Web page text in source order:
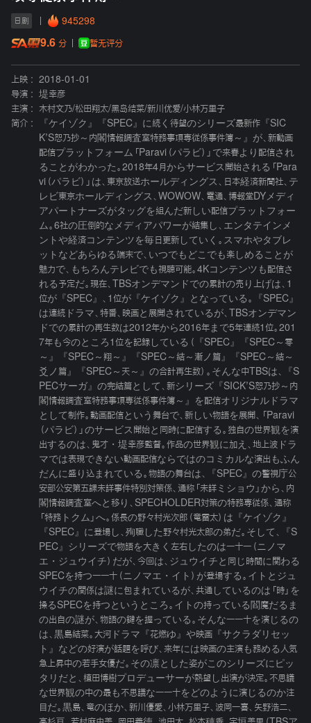
日剧 945298
9.6 分 暂无评分
上映 :
2018-01-01
导演 :
堤幸彦
主演 :
木村文乃/松田翔太/黑岛结菜/新川优爱/小林万里子
简介 :
『ケイゾク』『SPEC』に続く待望のシリーズ最新作『SIC
K’S恕乃抄～内閣情報調査室特務事項専従係事件簿～』が、新動画
配信プラットフォーム「Paravi（パラビ）」で来春より配信され
ることがわかった。2018年4月からサービス開始される「Para
vi（パラビ）」は、東京放送ホールディングス、日本経済新聞社、テ
レビ東京ホールディングス、WOWOW、電通、博報堂DYメディ
アパートナーズがタッグを組んだ新しい配信プラットフォー
ム。6社の圧倒的なメディアパワーが結集し、エンタテインメ
ントや経済コンテンツを毎日更新していく。スマホやタブレ
ットなどあらゆる端末で、いつでもどこでも楽しめることが
魅力で、もちろんテレビでも視聴可能。4Kコンテンツも配信さ
れる予定だ。現在、TBSオンデマンドでの累計の売り上げは、1
位が『SPEC』、1位が『ケイゾク』となっている。『SPEC』
は連続ドラマ、特番、映画と展開されているが、TBSオンデマン
ドでの累計の再生数は2012年から2016年まで5年連続1位。201
7年も今のところ1位を記録している（『SPEC』『SPEC～零
～』『SPEC～翔～』『SPEC～結～漸ノ篇』『SPEC～結～
爻ノ篇』『SPEC～天～』の合計再生数）。そんな中TBSは、『S
PECサーガ』の完結篇として、新シリーズ『SICK’S恕乃抄～内
閣情報調査室特務事項専従係事件簿～』を配信オリジナルドラマ
として制作。動画配信という舞台で、新しい物語を展開、「Paravi
（パラビ）」のサービス開始と同時に配信する。独自の世界観を演
出するのは、鬼才・堤幸彦監督。作品の世界観に加え、地上波ドラ
マでは表現できない動画配信ならではのコミカルな演出もふん
だんに盛り込まれている。物語の舞台は、『SPEC』の警視庁公
安部公安第五課未詳事件特別対策係、通称「未詳ミショウ」から、内
閣情報調査室へと移り、SPECHOLDER対策の特務専従係、通称
「特務トクム」へ。係長の野々村光次郎（竜雷太）は『ケイゾク』
『SPEC』に登場し、殉職した野々村光太郎の弟だ。そして、『S
PEC』シリーズで物語を大きく左右したのは一十一（ニノマ
エ・ジュウイチ）だが、今回は、ジュウイチと同じ時間に関わる
SPECを持つ一一十（ニノマエ・イト）が登場する。イトとジュ
ウイチの関係は謎に包まれているが、共通しているのは「時」を
操るSPECを持つというところ。イトの持っている閻魔だるま
の出自の謎が、物語の鍵を握っている。そんな一一十を演じるの
は、黒島結菜。大河ドラマ『花燃ゆ』や映画『サクラダリセッ
ト』などの好演が話題を呼び、来年には映画の主演も務める人気
急上昇中の若手女優だ。その凛とした姿がこのシリーズにピッ
タリだと、植田博樹プロデューサーが熱望し出演が決定。不思議
な世界観の中の最も不思議な一一十をどのように演じるのか注
目だ。黒島、竜のほか、新川優愛、小林万里子、波岡一喜、矢野浩二、